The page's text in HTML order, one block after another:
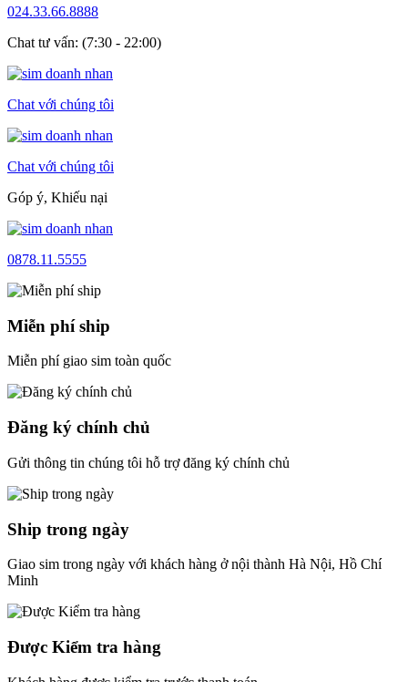
024.33.66.8888
Chat tư vấn: (7:30 - 22:00)
Chat với chúng tôi
Chat với chúng tôi
Góp ý, Khiếu nại
0878.11.5555
Miễn phí ship
Miễn phí giao sim toàn quốc
Đăng ký chính chủ
Gửi thông tin chúng tôi hỗ trợ đăng ký chính chủ
Ship trong ngày
Giao sim trong ngày với khách hàng ở nội thành Hà Nội, Hồ Chí
Minh
Được Kiểm tra hàng